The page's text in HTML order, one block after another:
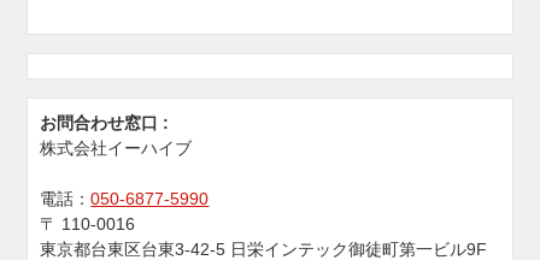
お問合わせ窓口 :
株式会社イーハイブ
電話：050-6877-5990
〒 110-0016
東京都台東区台東3-42-5 日栄インテック御徒町第一ビル9F